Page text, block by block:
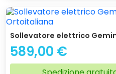
Sollevatore elettrico
589,00 €